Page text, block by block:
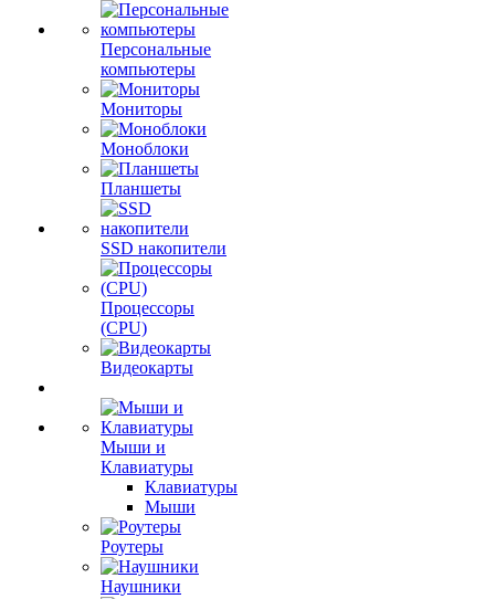
Персональные
компьютеры
Мониторы
Моноблоки
Планшеты
SSD накопители
Процессоры
(CPU)
Видеокарты
Мыши и
Клавиатуры
Клавиатуры
Мыши
Роутеры
Наушники